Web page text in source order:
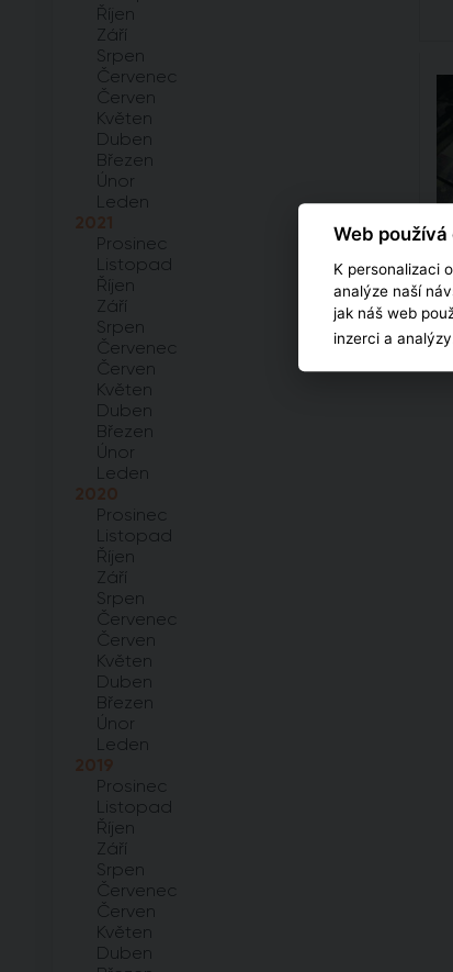
Říjen
Září
Srpen
Červenec
Červen
Květen
Duben
Březen
Únor
Leden
2021
Prosinec
Listopad
Říjen
Září
Srpen
Červenec
Červen
Květen
Duben
Březen
Únor
Leden
2020
Prosinec
Listopad
Říjen
Září
Srpen
Červenec
Červen
Květen
Duben
Březen
Únor
Leden
2019
Prosinec
Listopad
Říjen
Září
Srpen
Červenec
Červen
Květen
Duben
Web
K personalizaci
analýze naší
jak náš web
inzerci a